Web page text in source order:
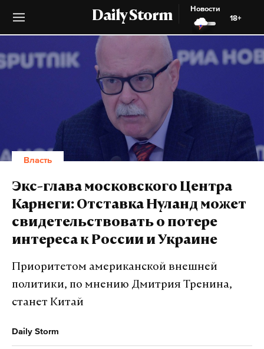
Daily Storm
Новости
18+
Власть
Экс-глава московского Центра
Карнеги: Отставка Нуланд может
свидетельствовать о потере
интереса к России и Украине
Приоритетом американской внешней
политики, по мнению Дмитрия Тренина,
станет Китай
Daily Storm